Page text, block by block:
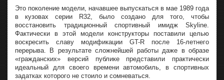
Это поколение модели, начавшее выпускаться в мае 1989 года
в кузовах серии R32, было создано для того, чтобы
восстановить традиционный спортивный имидж Skyline.
Фактически в этой модели конструкторы поставили целью
воскресить славу модификации GT-R после 16-летнего
перерыва. В результате сложнейшей работы даже в образе
«гражданских» версий публике представили практически
идеальный для своего времени автомобиль, в спортивных
задатках которого не стоило и сомневаться.